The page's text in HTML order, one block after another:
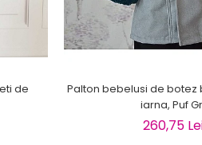
de
Palton bebelusi de
iarna, Puf
260,75